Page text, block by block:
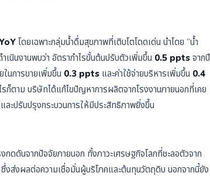
โดยเฉพาะกลุ่มน้ำดื่มสุขภาพที่เติบโตโดดเด่น นำโดย “น้ำ
เนินงานพบว่า อัตรากำไรขั้นต้นปรับตัวเพิ่มขึ้น 0.5 ppts จากปี
ในการขายเพิ่มขึ้น 0.3 ppts และค่าใช้จ่ายบริหารเพิ่มขึ้น 0.4
ก็ตาม บริษัทได้แก้ไขปัญหาการผลิตจากโรงงานภายนอกที่เคย
ะปรับปรุงกระบวนการให้มีประสิทธิภาพยิ่งขึ้น
ดันจากปัจจัยภายนอก ทั้งภาวะเศรษฐกิจโลกที่ชะลอตัวจาก
งส่งผลต่อความเชื่อมั่นผู้บริโภคและต้นทุนวัตถุดิบ นอกจากนี้ยัง